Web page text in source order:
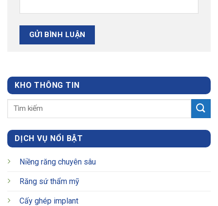
KHO THÔNG TIN
DỊCH VỤ NỔI BẬT
Niềng răng chuyên sâu
Răng sứ thẩm mỹ
Cấy ghép implant